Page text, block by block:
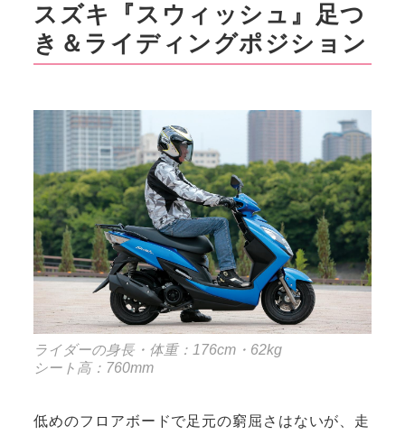
スズキ『スウィッシュ』足つ
き＆ライディングポジション
ライダーの身長・体重：176cm・62kg
シート高：760mm
低めのフロアボードで足元の窮屈さはないが、走